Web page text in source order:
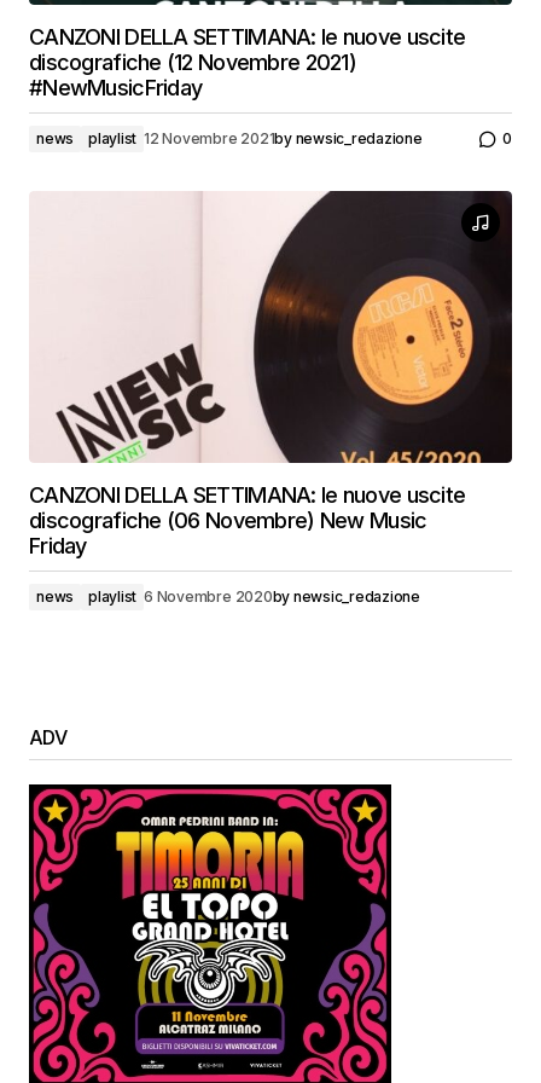
CANZONI DELLA SETTIMANA: le nuove uscite
discografiche (12 Novembre 2021)
#NewMusicFriday
news playlist 12 Novembre 2021by newsic_redazione 0
CANZONI DELLA SETTIMANA: le nuove uscite
discografiche (06 Novembre) New Music
Friday
news playlist 6 Novembre 2020by newsic_redazione
ADV